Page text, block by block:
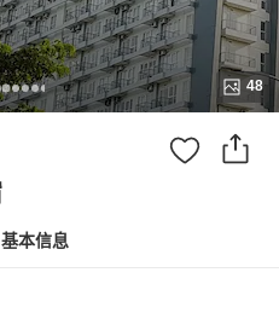
48
基本信息